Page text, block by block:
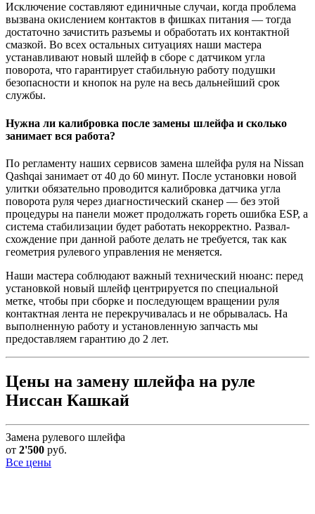
Исключение составляют единичные случаи, когда проблема
вызвана окислением контактов в фишках питания — тогда
достаточно зачистить разъемы и обработать их контактной
смазкой. Во всех остальных ситуациях наши мастера
устанавливают новый шлейф в сборе с датчиком угла
поворота, что гарантирует стабильную работу подушки
безопасности и кнопок на руле на весь дальнейший срок
службы.
Нужна ли калибровка после замены шлейфа и сколько
занимает вся работа?
По регламенту наших сервисов замена шлейфа руля на Nissan
Qashqai занимает от 40 до 60 минут. После установки новой
улитки обязательно проводится калибровка датчика угла
поворота руля через диагностический сканер — без этой
процедуры на панели может продолжать гореть ошибка ESP, а
система стабилизации будет работать некорректно. Развал-
схождение при данной работе делать не требуется, так как
геометрия рулевого управления не меняется.
Наши мастера соблюдают важный технический нюанс: перед
установкой новый шлейф центрируется по специальной
метке, чтобы при сборке и последующем вращении руля
контактная лента не перекручивалась и не обрывалась. На
выполненную работу и установленную запчасть мы
предоставляем гарантию до 2 лет.
Цены на замену шлейфа на руле
Ниссан Кашкай
Замена рулевого шлейфа
от 2'500 руб.
Все цены